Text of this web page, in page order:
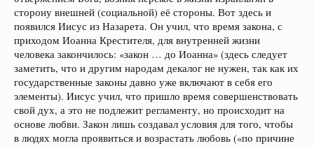
сторону внешней (социальной) её стороны. Вот здесь и
появился Иисус из Назарета. Он учил, что время закона, с
приходом Иоанна Крестителя, для внутренней жизни
человека закончилось: «закон … до Иоанна» (здесь следует
заметить, что и другим народам декалог не нужен, так как их
государственные законы давно уже включают в себя его
элементы). Иисус учил, что пришло время совершенствовать
свой дух, а это не подлежит регламенту, но происходит на
основе любви. Закон лишь создавал условия для того, чтобы
в людях могла проявиться и возрастать любовь («по причине